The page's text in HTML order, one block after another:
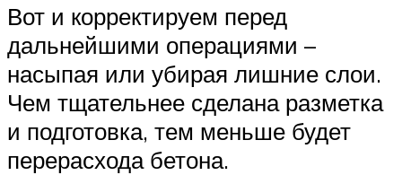
Вот и корректируем перед
дальнейшими операциями –
насыпая или убирая лишние слои.
Чем тщательнее сделана разметка
и подготовка, тем меньше будет
перерасхода бетона.